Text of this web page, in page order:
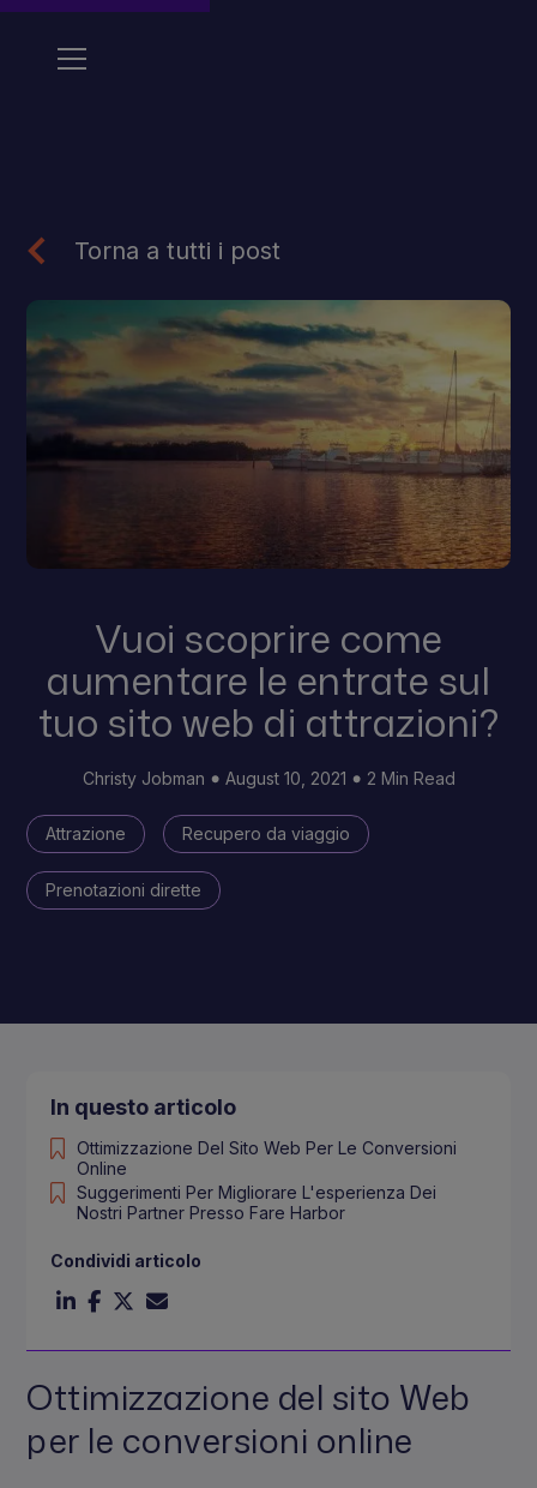
Torna a tutti i post
Vuoi scoprire come
aumentare le entrate sul
tuo sito web di attrazioni?
Christy Jobman August 10, 2021 2 Min Read
Attrazione Recupero da viaggio
Prenotazioni dirette
Ottimizzazione del sito Web
per le conversioni online
In questo articolo
Ottimizzazione Del Sito Web Per Le Conversioni
Online
Suggerimenti Per Migliorare L'esperienza Dei
Nostri Partner Presso Fare Harbor
Condividi articolo